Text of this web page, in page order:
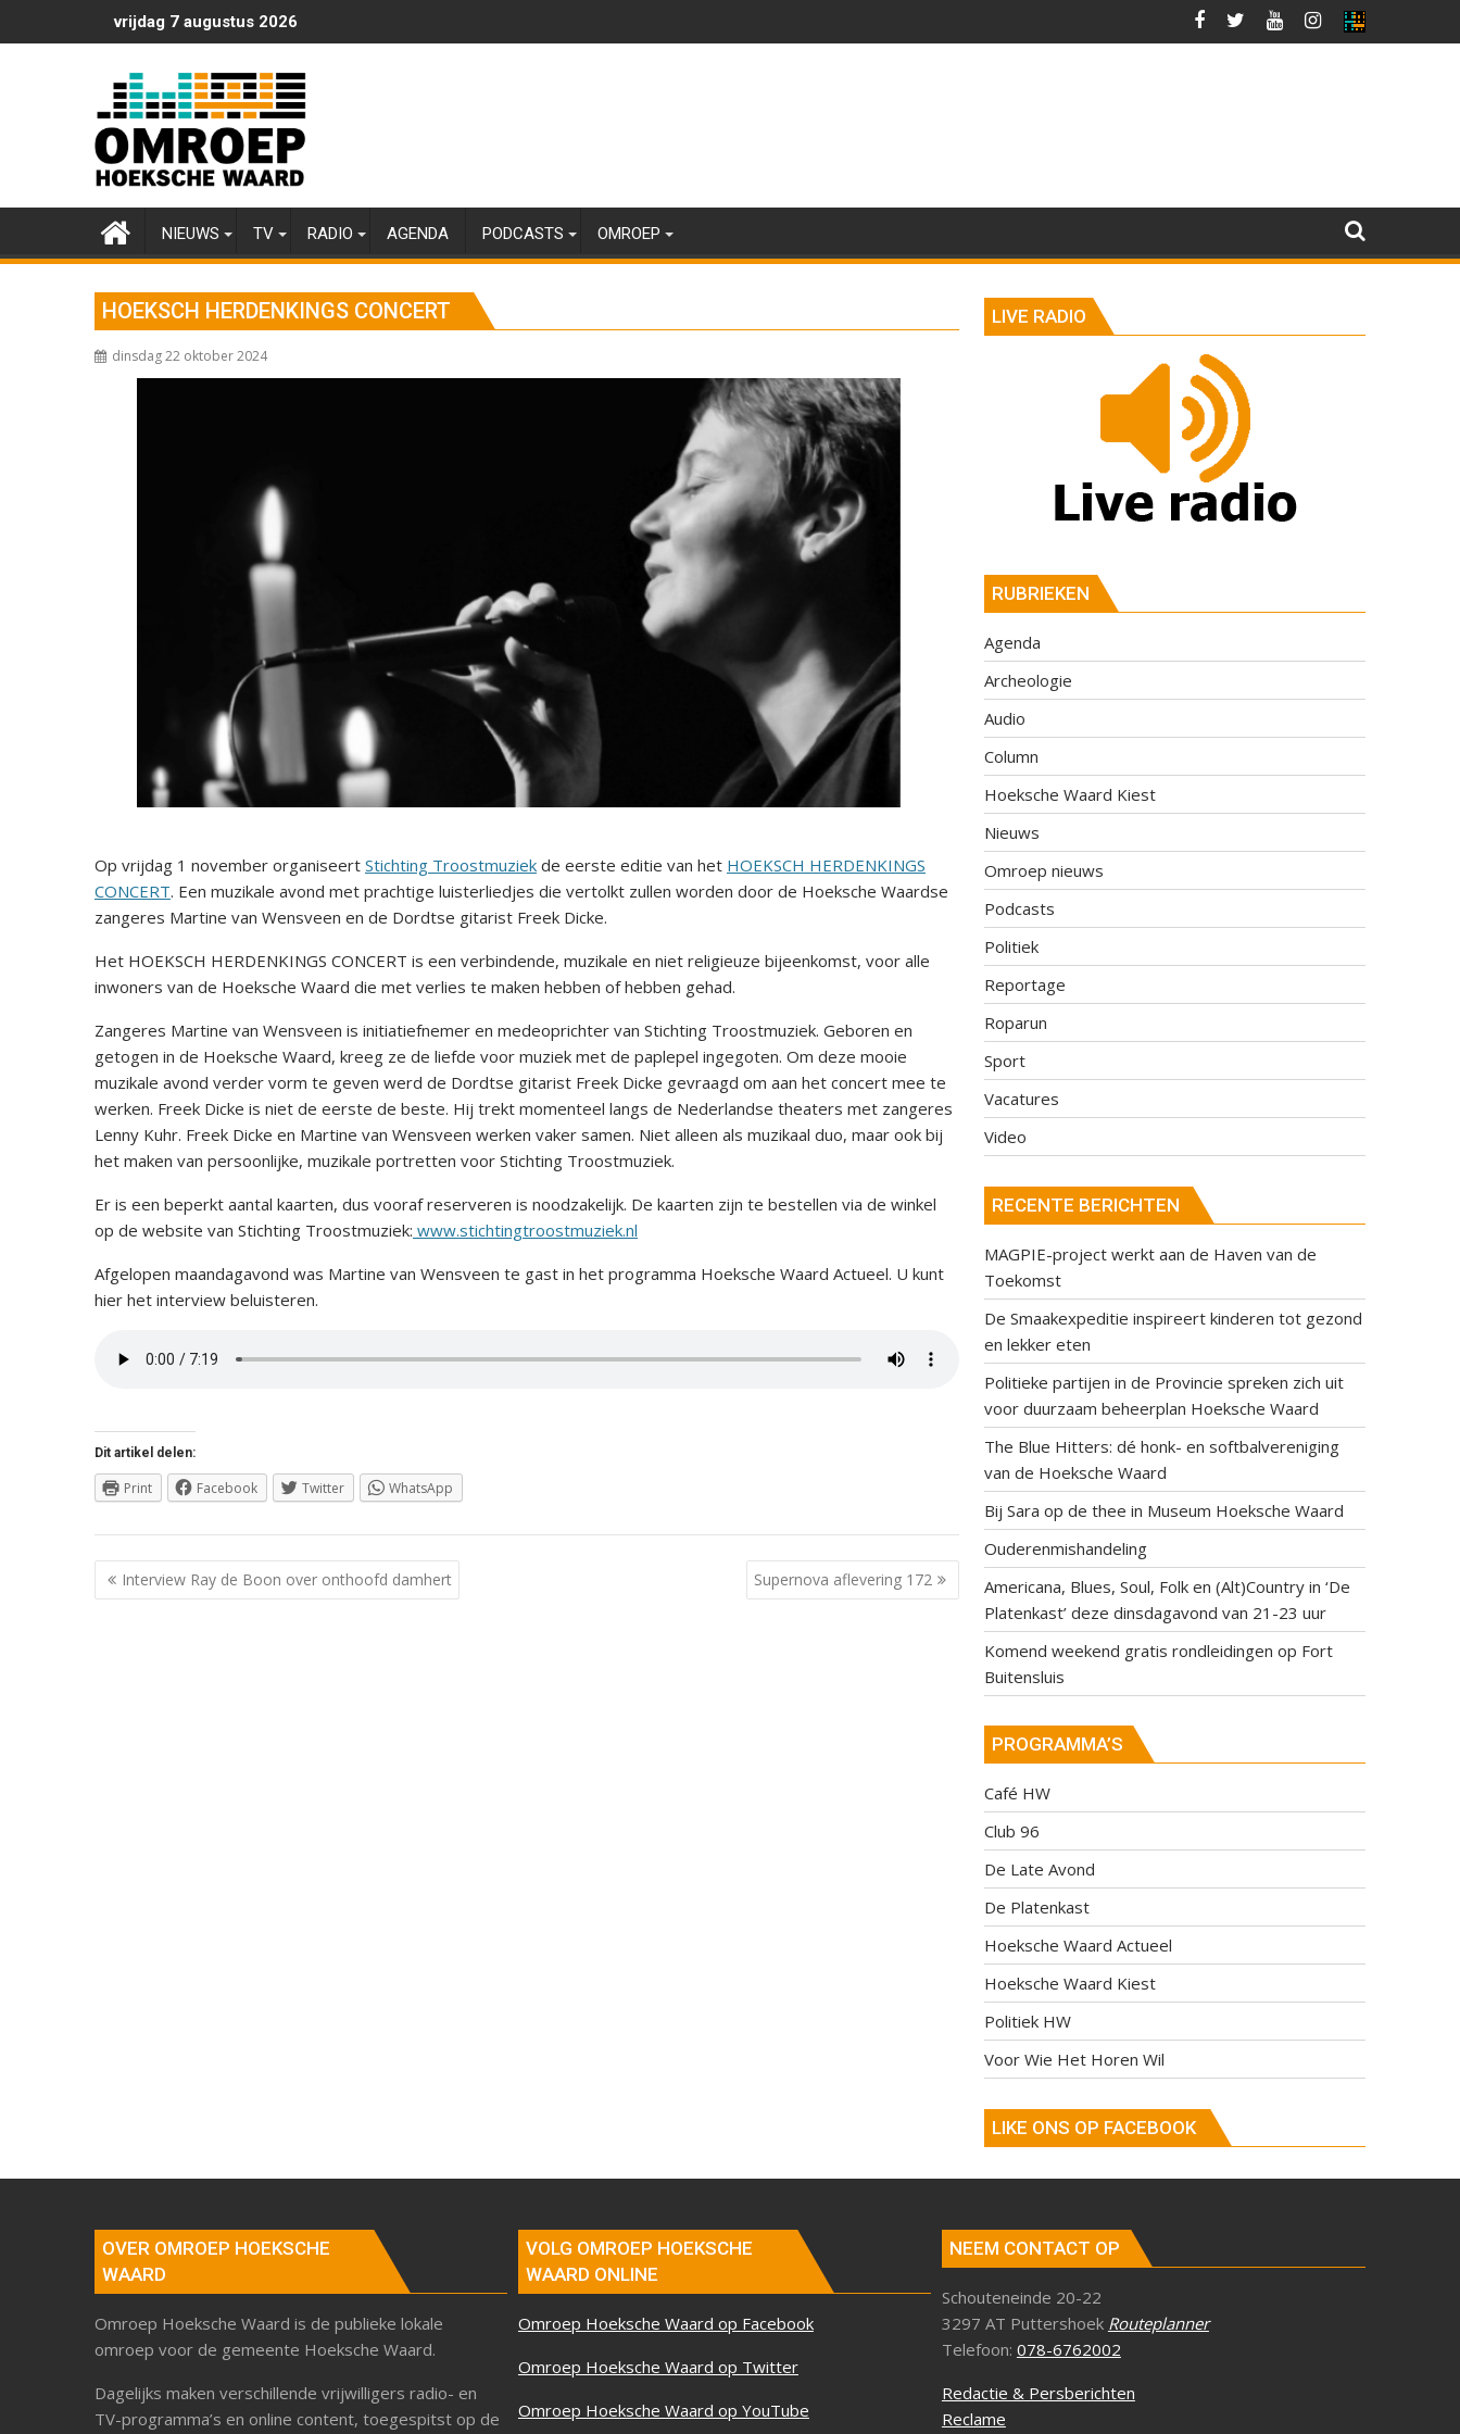
naar
vrijdag 7 augustus 2026
NIEUWS TV RADIO AGENDA PODCASTS OMROEP
HOEKSCH HERDENKINGS CONCERT
dinsdag 22 oktober 2024
Op vrijdag 1 november organiseert Stichting Troostmuziek de eerste editie van het HOEKSCH HERDENKINGS
CONCERT. Een muzikale avond met prachtige luisterliedjes die vertolkt zullen worden door de Hoeksche Waardse
zangeres Martine van Wensveen en de Dordtse gitarist Freek Dicke.
Het HOEKSCH HERDENKINGS CONCERT is een verbindende, muzikale en niet religieuze bijeenkomst, voor alle
inwoners van de Hoeksche Waard die met verlies te maken hebben of hebben gehad.
Zangeres Martine van Wensveen is initiatiefnemer en medeoprichter van Stichting Troostmuziek. Geboren en
getogen in de Hoeksche Waard, kreeg ze de liefde voor muziek met de paplepel ingegoten. Om deze mooie
muzikale avond verder vorm te geven werd de Dordtse gitarist Freek Dicke gevraagd om aan het concert mee te
werken. Freek Dicke is niet de eerste de beste. Hij trekt momenteel langs de Nederlandse theaters met zangeres
Lenny Kuhr. Freek Dicke en Martine van Wensveen werken vaker samen. Niet alleen als muzikaal duo, maar ook bij
het maken van persoonlijke, muzikale portretten voor Stichting Troostmuziek.
Er is een beperkt aantal kaarten, dus vooraf reserveren is noodzakelijk. De kaarten zijn te bestellen via de winkel
op de website van Stichting Troostmuziek: www.stichtingtroostmuziek.nl
Afgelopen maandagavond was Martine van Wensveen te gast in het programma Hoeksche Waard Actueel. U kunt
hier het interview beluisteren.
Dit artikel delen:
Print Facebook Twitter WhatsApp
Berichtnavigatie
Interview Ray de Boon over onthoofd damhert Supernova aflevering 172
LIVE RADIO
RUBRIEKEN
Agenda
Archeologie
Audio
Column
Hoeksche Waard Kiest
Nieuws
Omroep nieuws
Podcasts
Politiek
Reportage
Roparun
Sport
Vacatures
Video
RECENTE BERICHTEN
MAGPIE-project werkt aan de Haven van de
Toekomst
De Smaakexpeditie inspireert kinderen tot gezond
en lekker eten
Politieke partijen in de Provincie spreken zich uit
voor duurzaam beheerplan Hoeksche Waard
The Blue Hitters: dé honk- en softbalvereniging
van de Hoeksche Waard
Bij Sara op de thee in Museum Hoeksche Waard
Ouderenmishandeling
Americana, Blues, Soul, Folk en (Alt)Country in ‘De
Platenkast’ deze dinsdagavond van 21-23 uur
Komend weekend gratis rondleidingen op Fort
Buitensluis
PROGRAMMA’S
Café HW
Club 96
De Late Avond
De Platenkast
Hoeksche Waard Actueel
Hoeksche Waard Kiest
Politiek HW
Voor Wie Het Horen Wil
LIKE ONS OP FACEBOOK
OVER OMROEP HOEKSCHE
WAARD
Omroep Hoeksche Waard is de publieke lokale
omroep voor de gemeente Hoeksche Waard.
Dagelijks maken verschillende vrijwilligers radio- en
TV-programma’s en online content, toegespitst op de
VOLG OMROEP HOEKSCHE
WAARD ONLINE
Omroep Hoeksche Waard op Facebook
Omroep Hoeksche Waard op Twitter
Omroep Hoeksche Waard op YouTube
NEEM CONTACT OP
Schouteneinde 20-22
3297 AT Puttershoek Routeplanner
Telefoon: 078-6762002
Redactie & Persberichten
Reclame